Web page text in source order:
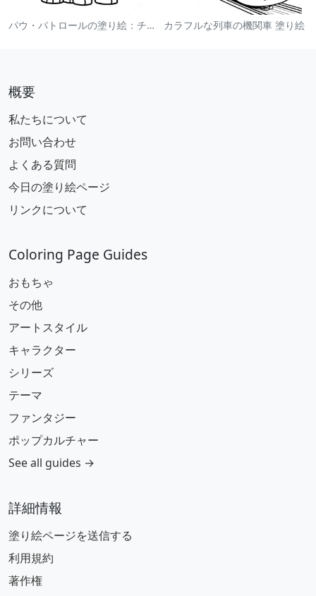
パウ・パトロールの塗り絵：チェイス カラフルな列車の機関車 塗り絵
概要
私たちについて
お問い合わせ
よくある質問
今日の塗り絵ページ
リンクについて
Coloring Page Guides
おもちゃ
その他
アートスタイル
キャラクター
シリーズ
テーマ
ファンタジー
ポップカルチャー
See all guides →
詳細情報
塗り絵ページを送信する
利用規約
著作権